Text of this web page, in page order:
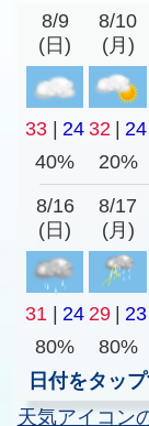
8/9
(日)
8/10
(月)
33 24 32 24
40%
20%
8/16
(日)
8/17
(月)
31 24 29 23
80%
80%
日付をタッ
天気アイコン